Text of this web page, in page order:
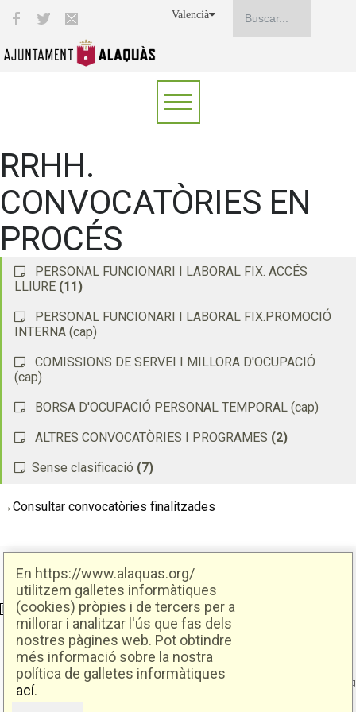
En https://www.alaquas.org/
utilitzem galletes informàtiques
(cookies) pròpies i de tercers per a
millorar i analitzar l'ús que fas dels
nostres pàgines web. Pot obtindre
més informació sobre la nostra
política de galletes informàtiques
ací.
Valencià
RRHH.
CONVOCATÒRIES EN
PROCÉS
PERSONAL FUNCIONARI I LABORAL FIX. ACCÉS
LLIURE (11)
PERSONAL FUNCIONARI I LABORAL FIX.PROMOCIÓ
INTERNA (cap)
COMISSIONS DE SERVEI I MILLORA D'OCUPACIÓ
(cap)
BORSA D'OCUPACIÓ PERSONAL TEMPORAL (cap)
ALTRES CONVOCATÒRIES I PROGRAMES (2)
Sense clasificació (7)
→Consultar convocatòries finalitzades
Ajuntament d'Alaquàs Creative Commons
Ajuntament d'Alaquàs.
C/. Major 88. CP: 46970 Alaquàs.dir3: L01460057
Tel.: 96 151 94 00 | FAX: 96 151 94 03 | info@alaquas.org